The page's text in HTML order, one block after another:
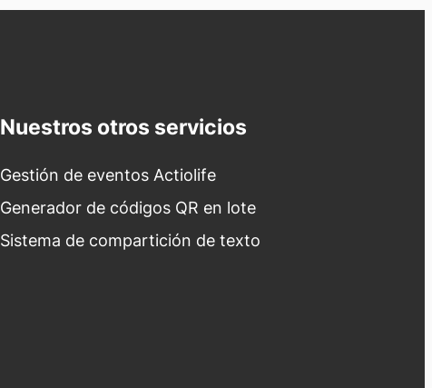
Nuestros otros servicios
Gestión de eventos Actiolife
Generador de códigos QR en lote
Sistema de compartición de texto